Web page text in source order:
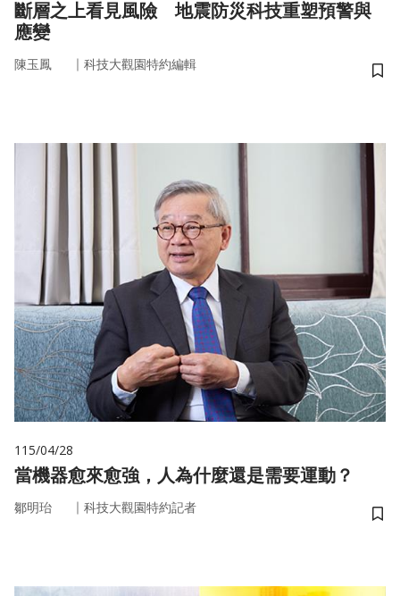
斷層之上看見風險 地震防災科技重塑預警與
應變
陳玉鳳 ｜ 科技大觀園特約編輯
儲
115/04/28
當機器愈來愈強，人為什麼還是需要運動？
鄒明珆 ｜ 科技大觀園特約記者
儲